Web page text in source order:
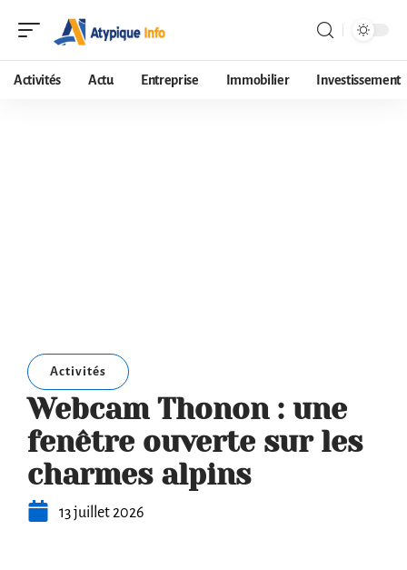
Activités Actu Entreprise Immobilier Investissement
Activités
Webcam Thonon : une
fenêtre ouverte sur les
charmes alpins
13 juillet 2026